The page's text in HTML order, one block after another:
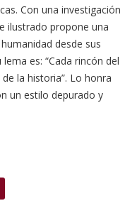
Con una investigación
ilustrado propone una
desde sus
es: “Cada rincón del
la historia”. Lo honra
un estilo depurado y
cantidad